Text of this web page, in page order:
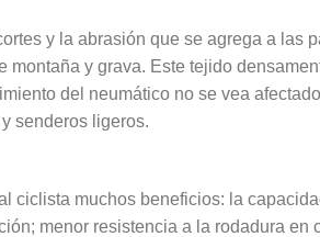
y la abrasión que se agrega a las
montaña y grava. Este tejido
del neumático no se vea
senderos ligeros.
ciclista muchos beneficios: la
menor resistencia a la rodadura en